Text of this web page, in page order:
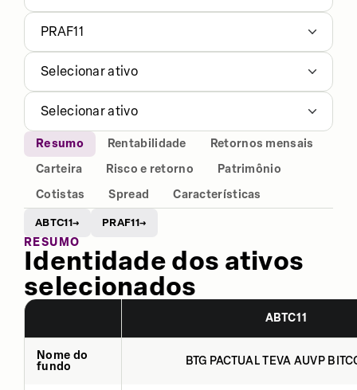
PRAF11
Selecionar ativo
Selecionar ativo
Resumo Rentabilidade
Retornos mensais
Carteira
Risco e retorno
Patrimônio
Cotistas
Spread Características
ABTC11→ PRAF11→
RESUMO
Identidade dos ativos
selecionados
ABTC11
Nome do
fundo
BTG PACTUAL TEVA AUVP